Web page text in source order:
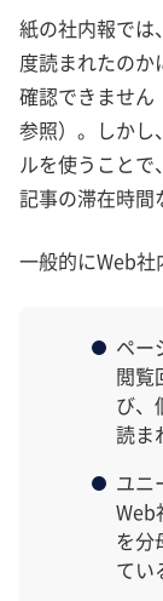
紙の社内報では
度読まれたのか
確認できません
参照）。しかし
ルを使うことで
記事の滞在時間
一般的にWeb社
ペー
閲覧
び、
読ま
ユニ
Web
を分
てい